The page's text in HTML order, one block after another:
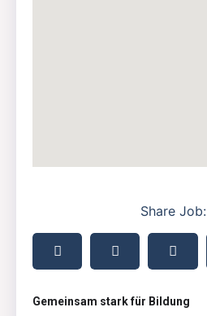
Share Job:
Gemeinsam stark für Bildung